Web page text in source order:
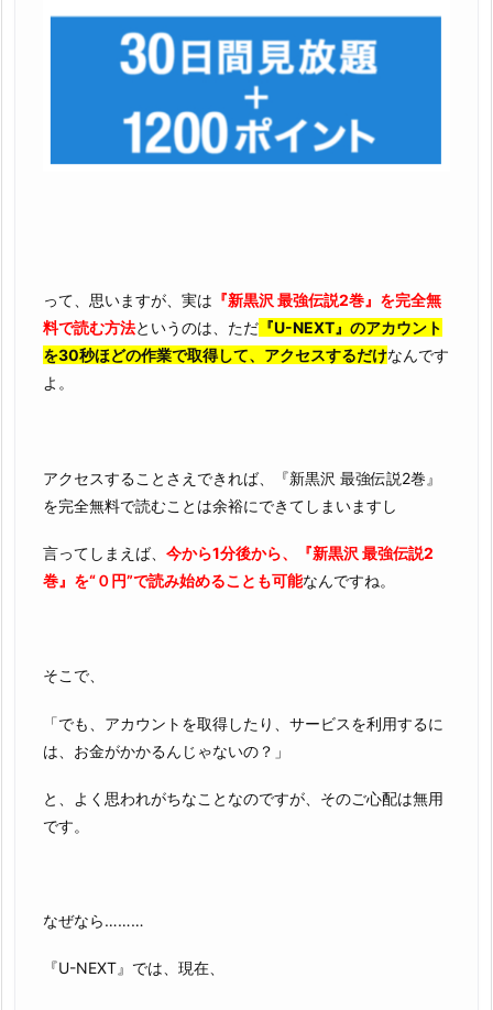
って、思いますが、実は 『新黒沢 最強伝説2巻』を完全無
料で読む方法というのは、ただ 『U-NEXT』のアカウント
を30秒ほどの作業で取得して、アクセスするだけなんです
よ。
アクセスすることさえできれば、『新黒沢 最強伝説2巻』
を完全無料で読むことは余裕にできてしまいますし
言ってしまえば、 今から1分後から、『新黒沢 最強伝説2
巻』を“０円”で読み始めることも可能なんですね。
そこで、
「でも、アカウントを取得したり、サービスを利用するに
は、お金がかかるんじゃないの？」
と、よく思われがちなことなのですが、そのご心配は無用
です。
なぜなら………
『U-NEXT』では、現在、